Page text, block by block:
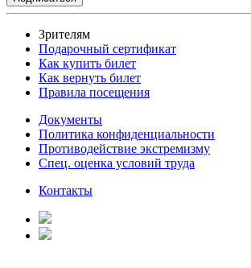
Зрителям
Подарочный сертификат
Как купить билет
Как вернуть билет
Правила посещения
Документы
Политика конфиденциальности
Противодействие экстремизму
Спец. оценка условий труда
Контакты